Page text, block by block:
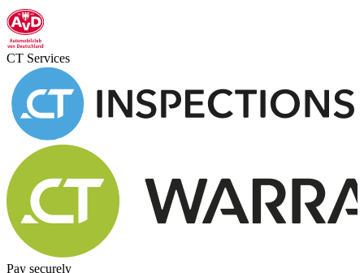
CT Services
Pay securely